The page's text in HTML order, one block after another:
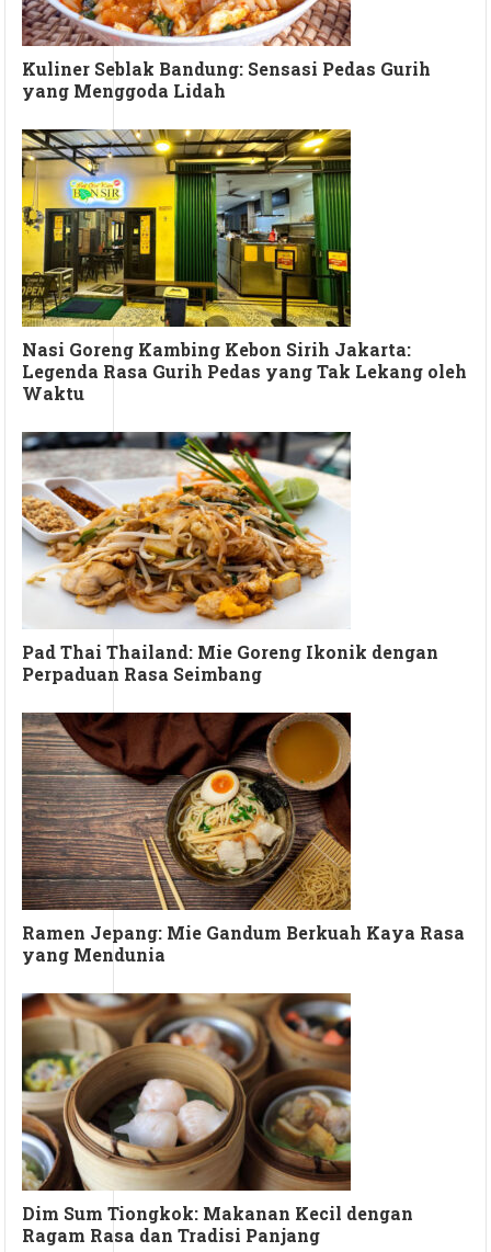
Kuliner Seblak Bandung: Sensasi Pedas Gurih
yang Menggoda Lidah
Nasi Goreng Kambing Kebon Sirih Jakarta:
Legenda Rasa Gurih Pedas yang Tak Lekang oleh
Waktu
Pad Thai Thailand: Mie Goreng Ikonik dengan
Perpaduan Rasa Seimbang
Ramen Jepang: Mie Gandum Berkuah Kaya Rasa
yang Mendunia
Dim Sum Tiongkok: Makanan Kecil dengan
Ragam Rasa dan Tradisi Panjang